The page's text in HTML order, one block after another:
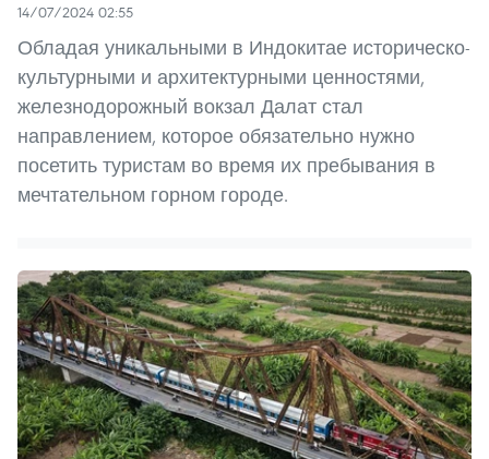
14/07/2024 02:55
Обладая уникальными в Индокитае историческо-
культурными и архитектурными ценностями,
железнодорожный вокзал Далат стал
направлением, которое обязательно нужно
посетить туристам во время их пребывания в
мечтательном горном городе.